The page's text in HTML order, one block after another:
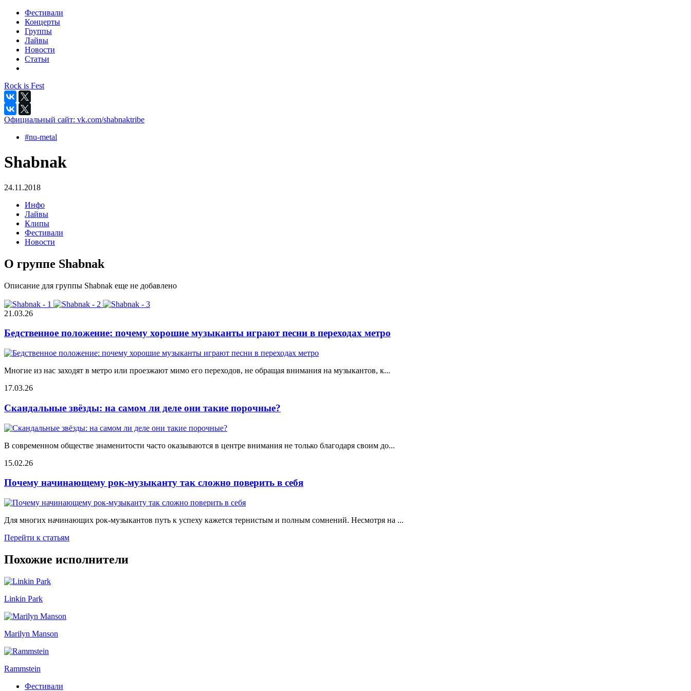
Фестивали
Концерты
Группы
Лайвы
Новости
Статьи
Rock is Fest
Официальный сайт: vk.com/shabnaktribe
#nu-metal
Shabnak
24.11.2018
Инфо
Лайвы
Клипы
Фестивали
Новости
О группе Shabnak
Описание для группы Shabnak еще не добавлено
21.03.26
Бедственное положение: почему хорошие музыканты играют песни в переходах метро
Многие из нас заходят в метро или проезжают мимо его переходов, не обращая внимания на музыкантов, к...
17.03.26
Скандальные звёзды: на самом ли деле они такие порочные?
В современном обществе знаменитости часто оказываются в центре внимания не только благодаря своим до...
15.02.26
Почему начинающему рок-музыканту так сложно поверить в себя
Для многих начинающих рок-музыкантов путь к успеху кажется тернистым и полным сомнений. Несмотря на ...
Перейти к статьям
Похожие исполнители
Linkin Park
Marilyn Manson
Rammstein
Фестивали